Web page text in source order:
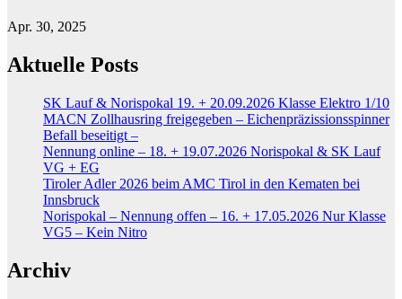
Apr. 30, 2025
Aktuelle Posts
SK Lauf & Norispokal 19. + 20.09.2026 Klasse Elektro 1/10
MACN Zollhausring freigegeben – Eichenpräzissionsspinner
Befall beseitigt –
Nennung online – 18. + 19.07.2026 Norispokal & SK Lauf
VG + EG
Tiroler Adler 2026 beim AMC Tirol in den Kematen bei
Innsbruck
Norispokal – Nennung offen – 16. + 17.05.2026 Nur Klasse
VG5 – Kein Nitro
Archiv